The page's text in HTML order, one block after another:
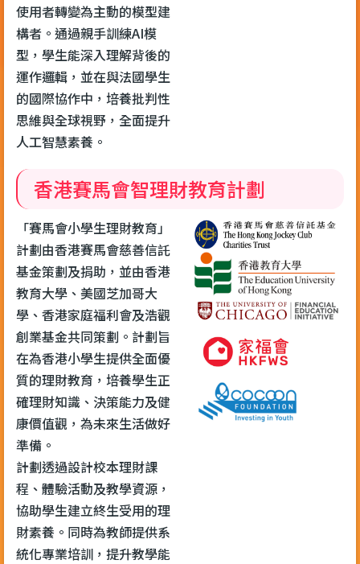
使用者轉變為主動的模型建
構者。通過親手訓練AI模
型，學生能深入理解背後的
運作邏輯，並在與法國學生
的國際協作中，培養批判性
思維與全球視野，全面提升
人工智慧素養。
香港賽馬會智理財教育計劃
「賽馬會小學生理財教育」
計劃由香港賽馬會慈善信託
基金策劃及捐助，並由香港
教育大學、美國芝加哥大
學、香港家庭福利會及浩觀
創業基金共同策劃。計劃旨
在為香港小學生提供全面優
質的理財教育，培養學生正
確理財知識、決策能力及健
康價值觀，為未來生活做好
準備。
計劃透過設計校本理財課
程、體驗活動及教學資源，
協助學生建立終生受用的理
財素養。同時為教師提供系
統化專業培訓，提升教學能